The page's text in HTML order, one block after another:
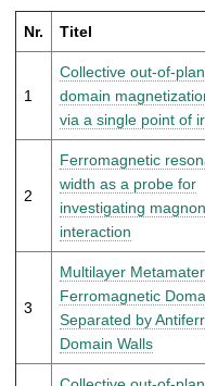
u
f
n
Nr. Titel
1
Collective out-of-
domain
via a single point of
2
Ferromagnetic
width as a probe for
investigating
interaction
3
Multilayer
Ferromagnetic
Separated by
Domain Walls